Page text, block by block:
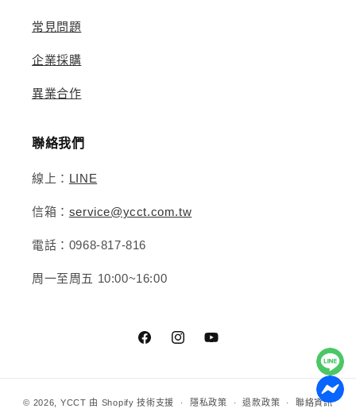
常見問題
企業採購
異業合作
聯絡我們
線上： LINE
信箱： service@ycct.com.tw
電話：0968-817-816
周一至周五 10:00~16:00
FacebookInstagramYouTube
© 2026, YCCT 由 Shopify 技術支援 隱私政策 退款政策 聯絡資訊